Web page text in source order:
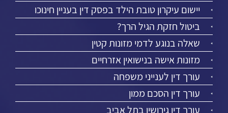
יישום עיקרון טובת הילד בפסק דין בעניין חינוכו
ביטול חזקת הגיל הרך?
שאלה בנוגע לדמי מזונות קטין
מזונות אישה בנישואין אזרחיים
עורך דין לענייני משפחה
עורך דין הסכם ממון
עורך דין גירושין בתל אביב